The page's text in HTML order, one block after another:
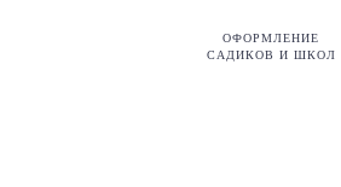
ОФОРМЛЕНИЕ
САДИКОВ И ШКОЛ